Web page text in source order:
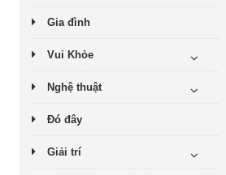
Gia đình
Vui Khỏe
Nghệ thuật
Đó đây
Giải trí